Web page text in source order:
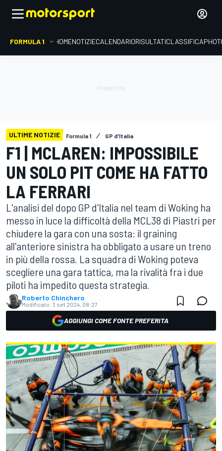
FORMULA 1 HOMENOTIZIECALENDARIORISULTATICLASSIFICA
ULTIME NOTIZIE Formula 1 GP d'Italia
F1 | MCLAREN: IMPOSSIBILE
UN SOLO PIT COME HA FATTO
LA FERRARI
L'analisi del dopo GP d'Italia nel team di Woking ha
messo in luce la difficoltà della MCL38 di Piastri per
chiudere la gara con una sosta: il graining
all'anteriore sinistra ha obbligato a usare un treno
in più della rossa. La squadra di Woking poteva
scegliere una gara tattica, ma la rivalità fra i due
piloti ha impedito questa strategia.
Roberto Chinchero
Modificato: 3 set 2024, 08:27
AGGIUNGI COME FONTE PREFERITA